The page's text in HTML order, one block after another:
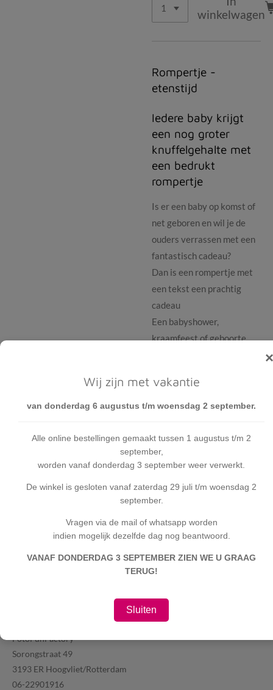
winkelwagen
Rompertje -
etenstijd
Iedere baby krijgt
een nog groter
knuffelgehalte met
een bedrukt
rompertje
Is er een baby op komst of
net geboren en wil je de
ouders verrassen met een
fantastisch cadeau?
Dan is een rompertje met
een tekst een prachtig
cadeau
Een babyshower,
kraamfeest of geboorte
Het rompertje is van 100%
katoen en heeft een groot
De rompertjes zijn
leverbaar in diverse maten
en wit van kleur.
De tekst is:Yes it's
BOOBIES time! Ik ben er
klaar voor!
×
Wij zijn met vakantie
van donderdag 6 augustus t/m woensdag 2 september.
Alle online bestellingen gemaakt tussen 1 augustus t/m 2
september,
worden vanaf donderdag 3 september weer verwerkt.
De winkel is gesloten vanaf zaterdag 29 juli t/m woensdag 2
september.
Vragen via de mail of whatsapp worden
indien mogelijk dezelfde dag nog beantwoord.
VANAF DONDERDAG 3 SEPTEMBER ZIEN WE U GRAAG
TERUG!
Sluiten
FotoFunFactory
Sorongstraat 49
3193 ER Hoogvliet/Rotterdam
06-22901916